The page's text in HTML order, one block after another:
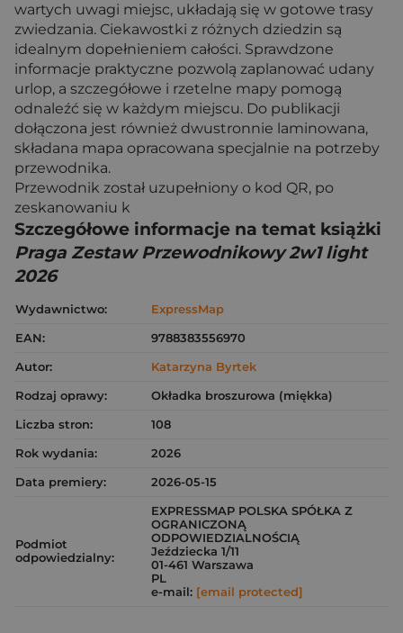
wartych uwagi miejsc, układają się w gotowe trasy
zwiedzania. Ciekawostki z różnych dziedzin są
idealnym dopełnieniem całości. Sprawdzone
informacje praktyczne pozwolą zaplanować udany
urlop, a szczegółowe i rzetelne mapy pomogą
odnaleźć się w każdym miejscu. Do publikacji
dołączona jest również dwustronnie laminowana,
składana mapa opracowana specjalnie na potrzeby
przewodnika.
Przewodnik został uzupełniony o kod QR, po
zeskanowaniu k
Szczegółowe informacje na temat książki
Praga Zestaw Przewodnikowy 2w1 light
2026
Wydawnictwo:
ExpressMap
EAN:
9788383556970
Autor:
Katarzyna Byrtek
Rodzaj oprawy:
Okładka broszurowa (miękka)
Liczba stron:
108
Rok wydania:
2026
Data premiery:
2026-05-15
Podmiot
odpowiedzialny:
EXPRESSMAP POLSKA SPÓŁKA Z
OGRANICZONĄ
ODPOWIEDZIALNOŚCIĄ
Jeździecka 1/11
01-461 Warszawa
PL
e-mail: [email protected]